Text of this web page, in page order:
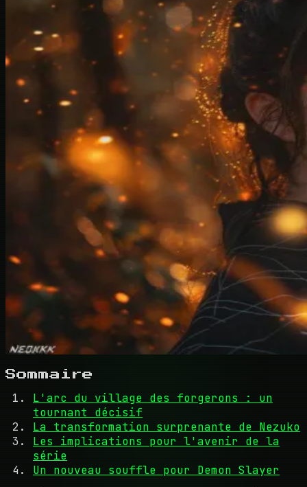
Sommaire
L'arc du village des forgerons : un
tournant décisif
La transformation surprenante de Nezuko
Les implications pour l'avenir de la
série
Un nouveau souffle pour Demon Slayer